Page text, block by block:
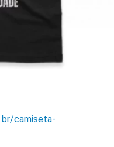
camiseta-